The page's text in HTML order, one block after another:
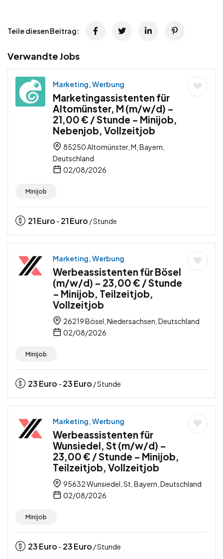
Teile diesen Beitrag:
Verwandte Jobs
Marketing, Werbung
Marketingassistenten für
Altomünster, M (m/w/d) –
21,00 € / Stunde – Minijob,
Nebenjob, Vollzeitjob
85250 Altomünster, M, Bayern,
Deutschland
02/08/2026
Minijob
21Euro - 21Euro / Stunde
Marketing, Werbung
Werbeassistenten für Bösel
(m/w/d) – 23,00 € / Stunde
– Minijob, Teilzeitjob,
Vollzeitjob
26219 Bösel, Niedersachsen, Deutschland
02/08/2026
Minijob
23Euro - 23Euro / Stunde
Marketing, Werbung
Werbeassistenten für
Wunsiedel, St (m/w/d) –
23,00 € / Stunde – Minijob,
Teilzeitjob, Vollzeitjob
95632 Wunsiedel, St, Bayern, Deutschland
02/08/2026
Minijob
23Euro - 23Euro / Stunde